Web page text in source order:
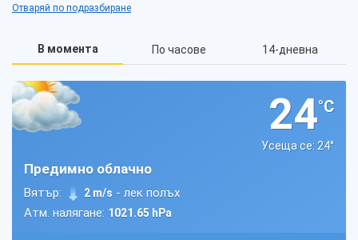
Отваряй по подразбиране
В момента По часове 14-дневна
24°C
Усеща се: 24°
Предимно облачно
Вятър: 2 m/s - лек полъх
Атм. налягане: 1021.65 hPa